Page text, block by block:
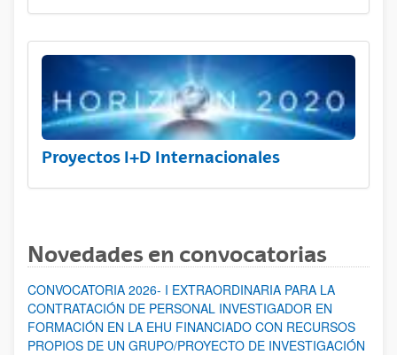
Proyectos I+D Internacionales
Novedades en convocatorias
CONVOCATORIA 2026- I EXTRAORDINARIA PARA LA
CONTRATACIÓN DE PERSONAL INVESTIGADOR EN
FORMACIÓN EN LA EHU FINANCIADO CON RECURSOS
PROPIOS DE UN GRUPO/PROYECTO DE INVESTIGACIÓN